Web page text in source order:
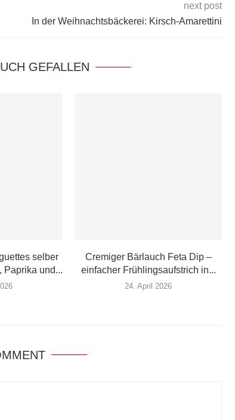
next post
In der Weihnachtsbäckerei: Kirsch-Amarettini
GEFALLEN
selber
Paprika und...
Cremiger Bärlauch Feta Dip –
einfacher Frühlingsaufstrich in...
24. April 2026